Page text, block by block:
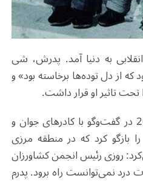
به دنیا آمد. پدرش، شی
از دل توده‌ها برخاسته بود» و
تاثیر او قرار داشت.
شی جین‌پینگ در مارس 2022 در گفت‌وگو با کادرهای جوان و
بازگو کرد که در منطقه مرزی
روزی رئیس انجمن کشاورزان
درد نمی‌توانست راه برود. پدرم